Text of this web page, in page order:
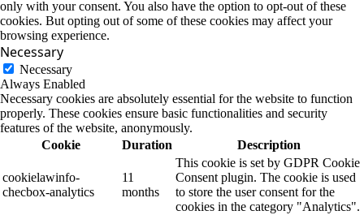
only with your consent. You also have the option to opt-out of these
cookies. But opting out of some of these cookies may affect your
browsing experience.
Necessary
Necessary
Always Enabled
Necessary cookies are absolutely essential for the website to function
properly. These cookies ensure basic functionalities and security
features of the website, anonymously.
Cookie
Duration Description
cookielawinfo-
checbox-analytics
11
months
This cookie is set by GDPR Cookie
Consent plugin. The cookie is used
to store the user consent for the
cookies in the category "Analytics".